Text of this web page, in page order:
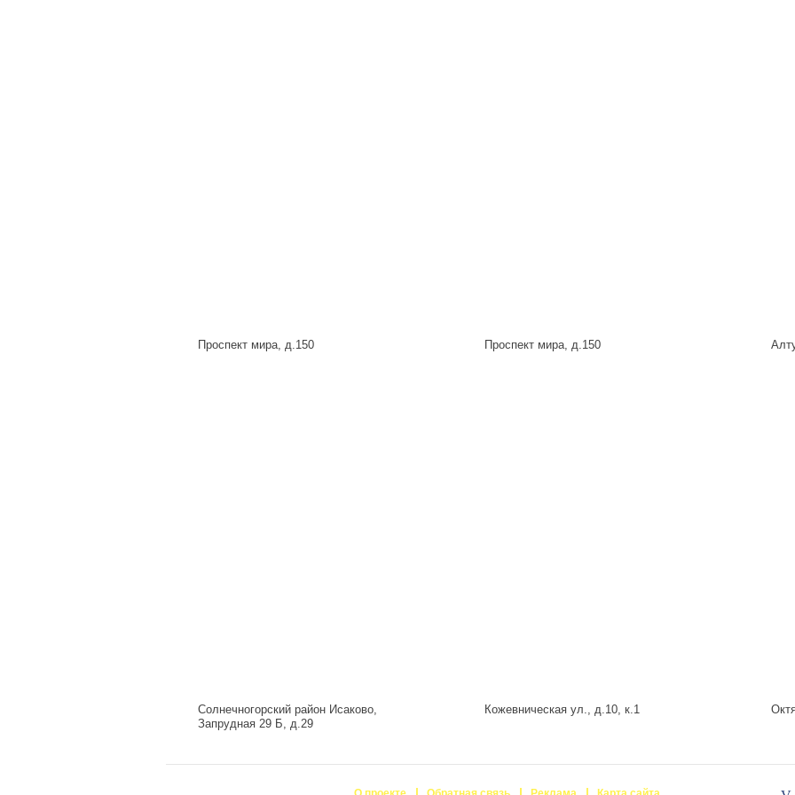
Проспект мира, д.150 Проспект мира, д.150
Солнечногорский район Исаково,
Запрудная 29 Б, д.29
Кожевническая ул., д.10, к.1